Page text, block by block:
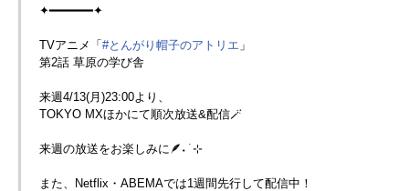
✦━━━━━━✦
TVアニメ「 #とんがり帽子のアトリエ 」
第2話 草原の学び舎
来週4/13(月)23:00より、
TOKYO MXほかにて順次放送&配信🪄
来週の放送をお楽しみに🪶˖ ࣪ ⊹
また、Netflix・ABEMAでは1週間先行して配信中！